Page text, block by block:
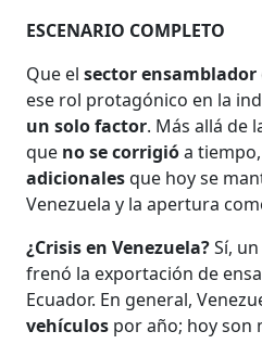
ESCENARIO COMPLETO
Que elsector ensamblador
ese rol protagónico en la
un solo factor. Más allá de
que no se corrigióa
adicionalesque hoy se
Venezuela y la apertura
¿Crisis en Venezuela?Sí,
frenó la exportación de
Ecuador. En general,
vehículos por año; hoy son